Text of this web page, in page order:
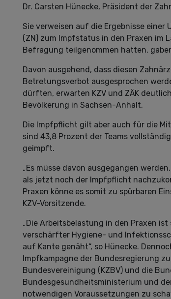
Dr. Carsten Hünecke, Präsident der
Sie verweisen auf die Ergebnisse
(ZN) zum Impfstatus in den Praxen im
Befragung teilgenommen hatten,
Davon ausgehend, dass diesen
Betretungsverbot ausgesprochen
dürften, erwarten KZV und ZÄK
Bevölkerung in Sachsen-Anhalt.
Die Impfpflicht gilt aber auch für die
sind 43,8 Prozent der Teams
geimpft.
„Es müsse davon ausgegangen
als jetzt noch der Impfpflicht
Praxen könne es somit zu spürbaren
KZV-Vorsitzende.
„Die Arbeitsbelastung in den Praxen
verschärfter Hygiene- und
auf Kante genäht“, so Hünecke.
Impfkampagne der Bundesregierung
Bundesvereinigung (KZBV) und die
Bundesgesundheitsministerium und
notwendigen Voraussetzungen zu